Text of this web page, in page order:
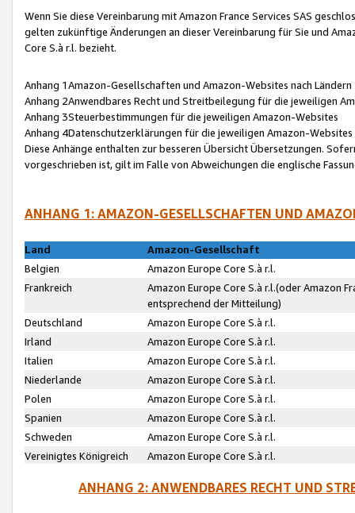
Wenn Sie diese Vereinbarung mit Amazon France Services SAS
gelten zukünftige Änderungen an dieser Vereinbarung für Sie und
Core S.à r.l. bezieht.
Anhang 1Amazon-Gesellschaften und Amazon-Websites nach Ländern
Anhang 2Anwendbares Recht und Streitbeilegung für die jeweiligen
Anhang 3Steuerbestimmungen für die jeweiligen Amazon-Websites
Anhang 4Datenschutzerklärungen für die jeweiligen Amazon-Websites
Diese Anhänge enthalten zur besseren Übersicht Übersetzungen.
vorgeschrieben ist, gilt im Falle von Abweichungen die englische
ANHANG 1: AMAZON-GESELLSCHAFTEN UND
Land
Amazon-Gesellschaft
Belgien
Amazon Europe Core S.à r.l.
Frankreich
Amazon Europe Core S.à r.l.(oder Amazon
entsprechend der Mitteilung)
Deutschland
Amazon Europe Core S.à r.l.
Irland
Amazon Europe Core S.à r.l.
Italien
Amazon Europe Core S.à r.l.
Niederlande
Amazon Europe Core S.à r.l.
Polen
Amazon Europe Core S.à r.l.
Spanien
Amazon Europe Core S.à r.l.
Schweden
Amazon Europe Core S.à r.l.
Vereinigtes Königreich
Amazon Europe Core S.à r.l.
ANHANG 2: ANWENDBARES RECHT UND